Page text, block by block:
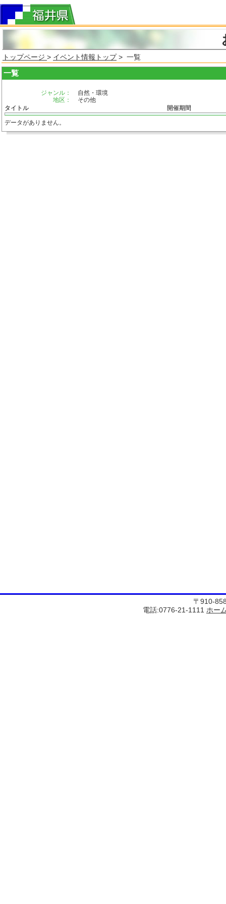
トップページ > イベント情報トップ> 一覧
一覧
ジャンル：
自然・環境
地区：
その他
タイトル
開催期間
データがありません。
〒910-
電話:0776-21-1111 ホー